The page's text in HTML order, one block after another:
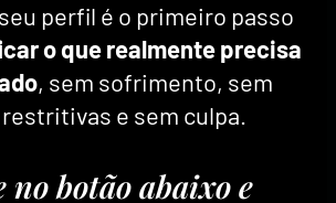
perfil é o primeiro passo
o que realmente precisa
, sem sofrimento, sem
e sem culpa.
no botão abaixo e